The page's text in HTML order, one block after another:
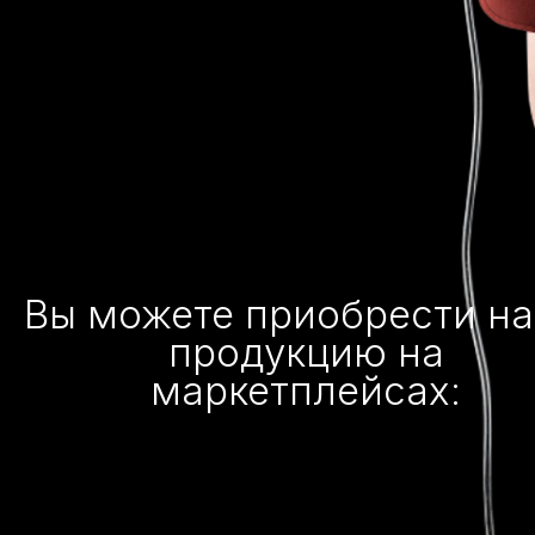
Вы можете приобрести
продукцию на
маркетплейсах: